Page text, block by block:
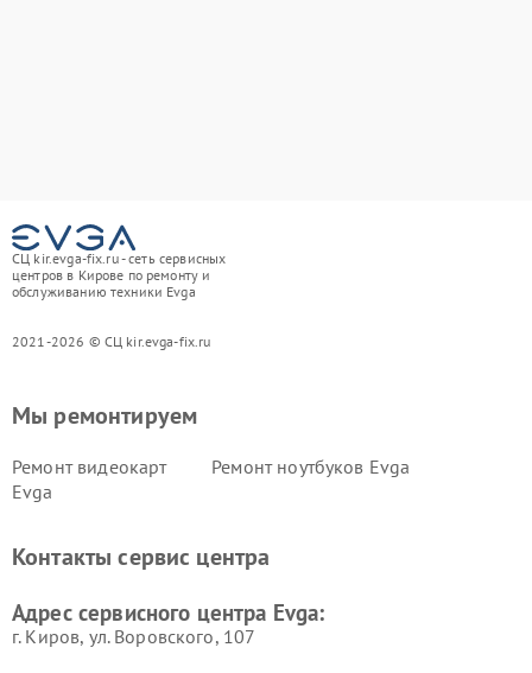
СЦ kir.evga-fix.ru - сеть сервисных
центров в Кирове по ремонту и
обслуживанию техники Evga
2021-2026 © СЦ kir.evga-fix.ru
Мы ремонтируем
Ремонт видеокарт
Evga
Ремонт ноутбуков Evga
Контакты сервис центра
Адрес сервисного центра Evga:
г. Киров, ул. Воровского, 107